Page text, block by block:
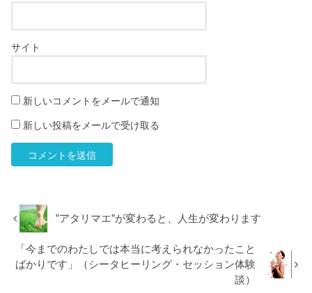
サイト
新しいコメントをメールで通知
新しい投稿をメールで受け取る
”アタリマエ”が変わると、人生が変わります
「今までのわたしでは本当に考えられなかったこと
ばかりです」（シータヒーリング・セッション体験
談）